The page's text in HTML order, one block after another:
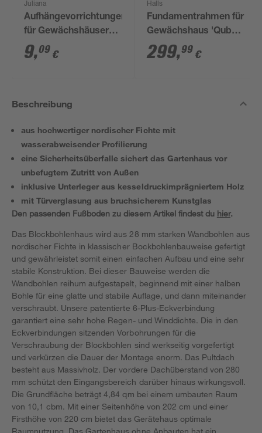
Juliana
Aufhängevorrichtungen
für Gewächshäuser
schwarz 20 Stück
9,09 €
Halls
Fundamentrahmen für
Gewächshaus 'Qube
610' 6,4 m²
299,99 €
Beschreibung
aus hochwertiger nordischer Fichte mit
wasserabweisender Profilierung
eine Sicherheitsüberfalle sichert das Gartenhaus vor
unbefugtem Zutritt von Außen
inklusive Unterleger aus kesseldruckimprägniertem Holz
mit Türverglasung aus bruchsicherem Kunstglas
Den passenden Fußboden zu diesem Artikel findest du hier.
Das Blockbohlenhaus wird aus 28 mm starken Wandbohlen aus
nordischer Fichte in klassischer Bockbohlenbauweise gefertigt
und gewährleistet somit einen einfachen Aufbau und eine sehr
stabile Konstruktion. Bei dieser Bauweise werden die
Wandbohlen reihum aufgestapelt, beginnend mit einer halben
Bohle für eine glatte und stabile Auflage, und dann miteinander
verschraubt. Unsere patentierte 6-Plus-Eckverbindung
garantiert eine sehr hohe Regen- und Winddichte. Die in den
Eckverbindungen sitzenden Vorbohrungen für die
Verschraubung der Blockbohlen sind werkseitig vorgefertigt
und verkürzen die Dauer der Montage enorm. Das Pultdach
besteht aus Massivholz. Der vordere Dachüberstand von 280
mm schützt den Eingangsbereich darüber hinaus wirkungsvoll.
Die Grundfläche beträgt 4,84 qm bei einem umbauten Raum
von 10,1 cbm. Mit einer Seitenhöhe von 202 cm und einer
Firsthöhe von 220 cm bietet das Gerätehaus optimale
Raumnutzung. Das Gartenhaus ohne Anbauten hat ein